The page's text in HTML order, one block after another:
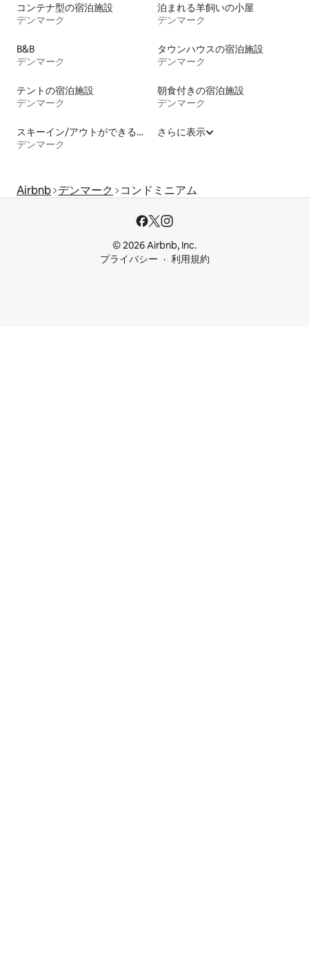
コンテナ型の宿泊施設
デンマーク
泊まれる羊飼いの小屋
デンマーク
B&B
デンマーク
タウンハウスの宿泊施設
デンマーク
テントの宿泊施設
デンマーク
朝食付きの宿泊施設
デンマーク
スキーイン/アウトができる宿泊先
デンマーク
さらに表示
Airbnb デンマーク コンドミニアム
© 2026 Airbnb, Inc.
プライバシー
利用規約